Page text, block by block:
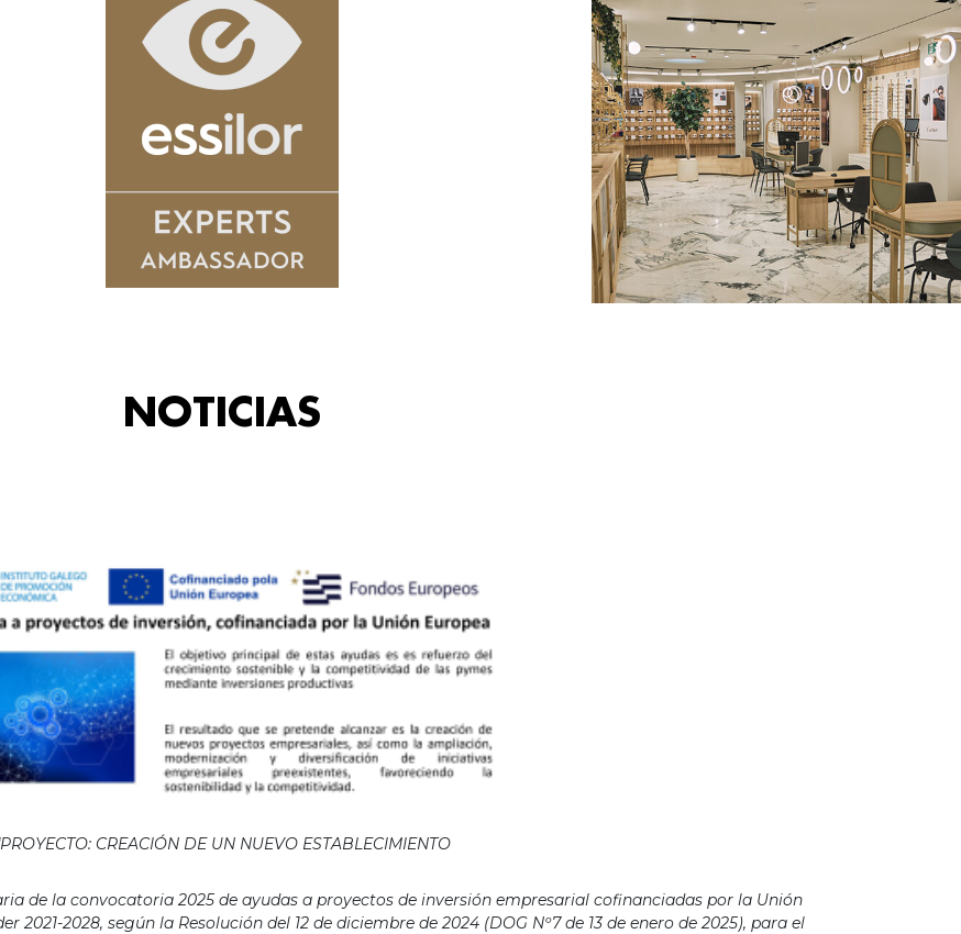
NOTICIAS
CREACIÓN DE UN NUEVO ESTABLECIMIENTO
de la convocatoria 2025 de ayudas a proyectos de inversión empresarial cofinanciadas por la Unión
2028, según la Resolución del 12 de diciembre de 2024 (DOG Nº7 de 13 de enero de 2025), para el